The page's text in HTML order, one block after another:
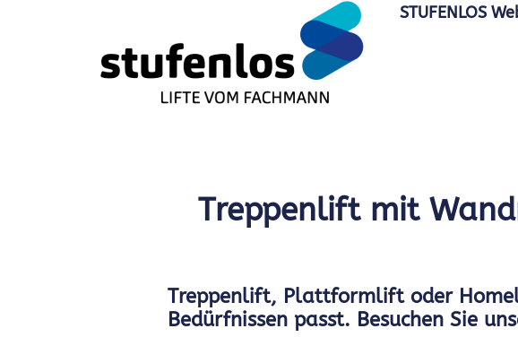
STUFENLOS
Treppenlift mit
Treppenlift, Plattformlift oder
Bedürfnissen passt. Besuchen Sie